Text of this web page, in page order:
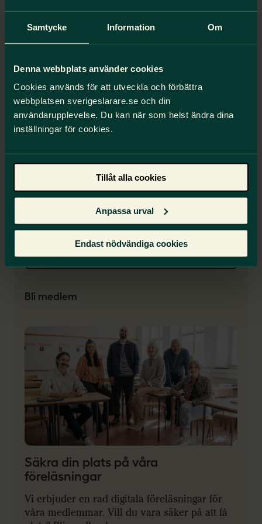
Samtycke Information Om
Denna webbplats använder cookies
Cookies används för att utveckla och förbättra
webbplatsen sverigeslarare.se och din
användarupplevelse. Du kan när som helst ändra dina
inställningar för cookies.
Tillåt alla cookies
Anpassa urval
Endast nödvändiga cookies
och aktiviteter
aktiviteter.
Delta i sådant som är relevant för dig och
ditt uppdrag.
Följ din utveckling och hitta material och
länkar.
aktivitet.
Bli medlem
Säkra din plats på våra
föreläsningar
Vi erbjuder en rad digitala föreläsningar för
våra medlemmar. Vill du vara säker på att få